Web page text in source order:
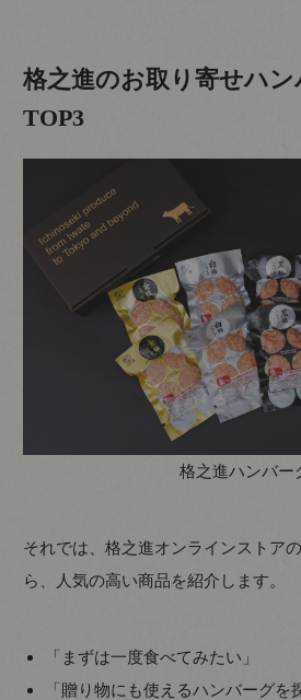
格之進のお取り寄せハ
TOP3
格之進ハンバー
それでは、格之進オンラインストア
ら、人気の高い商品を紹介します。
「まずは一度食べてみたい」
「贈り物にも使えるハンバーグを